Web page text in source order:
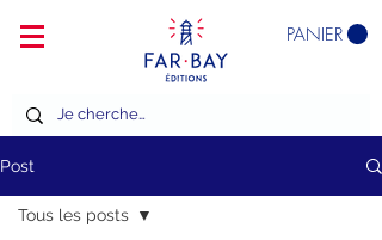
PANIER
Post
Tous les posts